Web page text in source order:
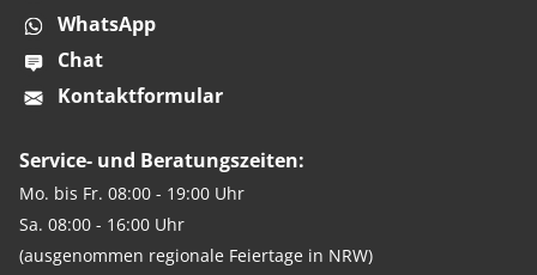
WhatsApp
Chat
Kontaktformular
Service- und Beratungszeiten:
Mo. bis Fr. 08:00 - 19:00 Uhr
Sa. 08:00 - 16:00 Uhr
(ausgenommen regionale Feiertage in NRW)